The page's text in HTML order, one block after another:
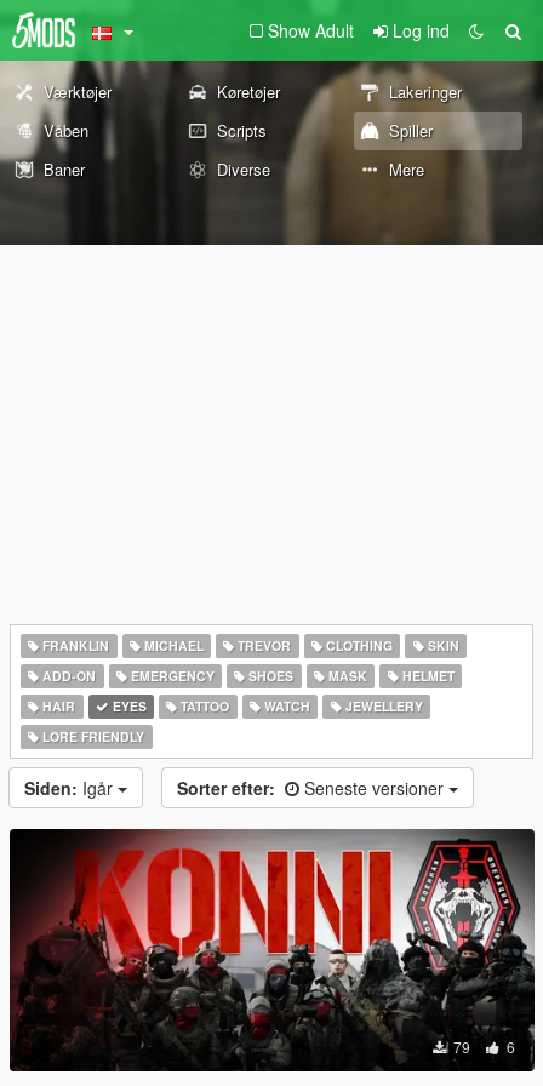
Show Adult Log ind
Værktøjer Køretøjer
Lakeringer
Våben
Scripts
Spiller
Baner
Diverse Mere
FRANKLIN MICHAEL TREVOR CLOTHING
SKIN
ADD-ON
EMERGENCY SHOES MASK
HELMET
HAIR
EYES TATTOO WATCH
JEWELLERY
LORE FRIENDLY
Siden: Igår Sorter efter: Seneste versioner
79 6